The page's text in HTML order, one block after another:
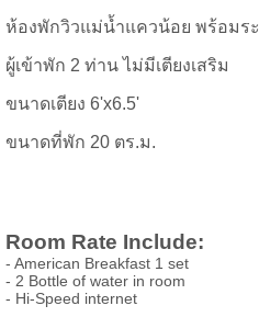
ห้องพักวิวแม่น้ำแควน้อย พร้อมระ
ผู้เข้าพัก 2 ท่าน ไม่มีเตียงเสริม
ขนาดเตียง 6'x6.5'
ขนาดที่พัก 20 ตร.ม.
Room Rate Include:
- American Breakfast 1 set
- 2 Bottle of water in room
- Hi-Speed internet